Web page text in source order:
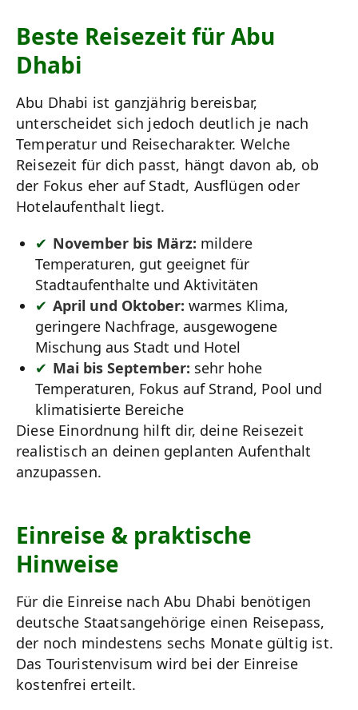
Beste Reisezeit für Abu
Dhabi
Abu Dhabi ist ganzjährig bereisbar,
unterscheidet sich jedoch deutlich je nach
Temperatur und Reisecharakter. Welche
Reisezeit für dich passt, hängt davon ab, ob
der Fokus eher auf Stadt, Ausflügen oder
Hotelaufenthalt liegt.
November bis März: mildere
Temperaturen, gut geeignet für
Stadtaufenthalte und Aktivitäten
April und Oktober: warmes Klima,
geringere Nachfrage, ausgewogene
Mischung aus Stadt und Hotel
Mai bis September: sehr hohe
Temperaturen, Fokus auf Strand, Pool und
klimatisierte Bereiche
Diese Einordnung hilft dir, deine Reisezeit
realistisch an deinen geplanten Aufenthalt
anzupassen.
Einreise & praktische
Hinweise
Für die Einreise nach Abu Dhabi benötigen
deutsche Staatsangehörige einen Reisepass,
der noch mindestens sechs Monate gültig ist.
Das Touristenvisum wird bei der Einreise
kostenfrei erteilt.